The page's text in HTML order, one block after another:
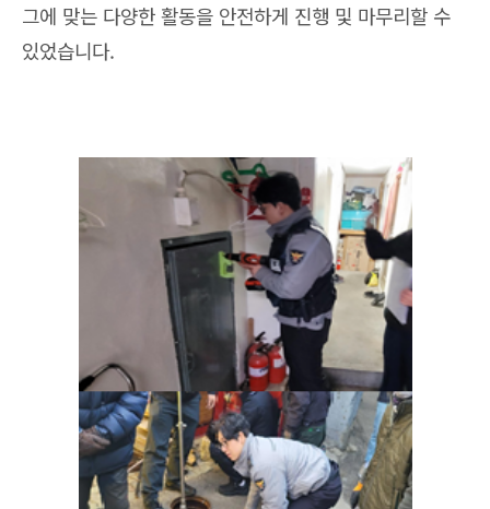
그에 맞는 다양한 활동을 안전하게 진행 및 마무리할 수
있었습니다.